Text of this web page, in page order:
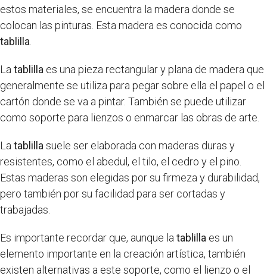
estos materiales, se encuentra la madera donde se
colocan las pinturas. Esta madera es conocida como
tablilla
La tablilla es una pieza rectangular y plana de madera que
generalmente se utiliza para pegar sobre ella el papel o el
cartón donde se va a pintar. También se puede utilizar
como soporte para lienzos o enmarcar las obras de arte.
La tablilla suele ser elaborada con maderas duras y
resistentes, como el abedul, el tilo, el cedro y el pino.
Estas maderas son elegidas por su firmeza y durabilidad,
pero también por su facilidad para ser cortadas y
trabajadas.
Es importante recordar que, aunque la tablilla es un
elemento importante en la creación artística, también
existen alternativas a este soporte, como el lienzo o el